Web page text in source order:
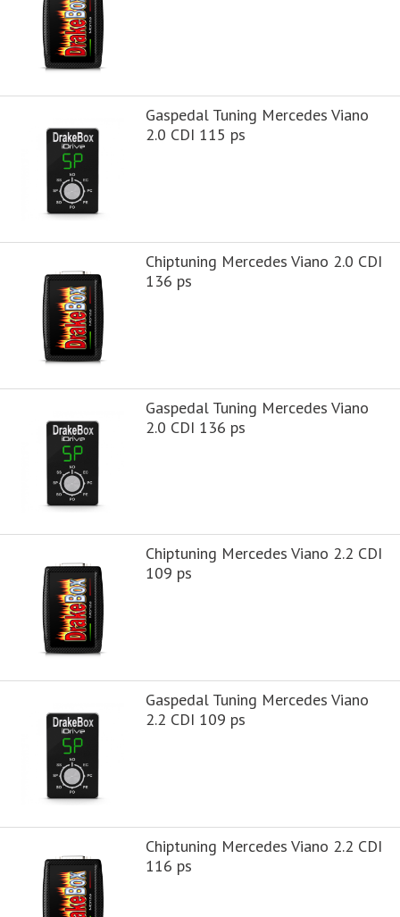
Gaspedal Tuning Mercedes Viano
2.0 CDI 115 ps
Chiptuning Mercedes Viano 2.0 CDI
136 ps
Gaspedal Tuning Mercedes Viano
2.0 CDI 136 ps
Chiptuning Mercedes Viano 2.2 CDI
109 ps
Gaspedal Tuning Mercedes Viano
2.2 CDI 109 ps
Chiptuning Mercedes Viano 2.2 CDI
116 ps